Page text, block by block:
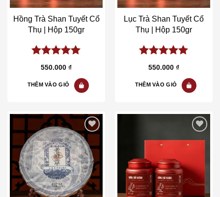
Hồng Trà Shan Tuyết Cổ
Thụ | Hộp 150gr
5.00out of
550.000 ₫
THÊM VÀO GIỎ
Lục Trà Shan Tuyết Cổ
Thụ | Hộp 150gr
5.00out of
550.000 ₫
THÊM VÀO GIỎ
Add to wishlist